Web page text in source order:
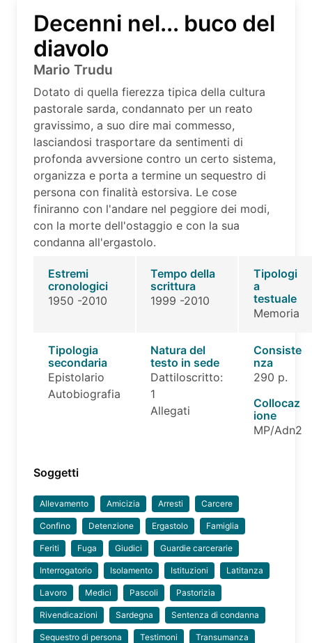
Decenni nel... buco del
diavolo
Mario Trudu
Dotato di quella fierezza tipica della cultura
pastorale sarda, condannato per un reato
gravissimo, a suo dire mai commesso,
lasciandosi trasportare da sentimenti di
profonda avversione contro un certo sistema,
organizza e porta a termine un sequestro di
persona con finalità estorsiva. Le cose
finiranno con l'andare nel peggiore dei modi,
con la morte dell'ostaggio e con la sua
condanna all'ergastolo.
Estremi
cronologici
1950 -2010
Tempo della
scrittura
1999 -2010
Tipologi
a
testuale
Memoria
Tipologia
secondaria
Epistolario
Autobiografia
Natura del
testo in sede
Dattiloscritto:
1
Allegati
Consiste
nza
290 p.
Collocaz
ione
MP/Adn2
Soggetti
Allevamento Amicizia Arresti Carcere
Confino Detenzione Ergastolo Famiglia
Feriti Fuga Giudici Guardie carcerarie
Interrogatorio Isolamento Istituzioni Latitanza
Lavoro Medici Pascoli Pastorizia
Rivendicazioni Sardegna Sentenza di condanna
Sequestro di persona Testimoni Transumanza